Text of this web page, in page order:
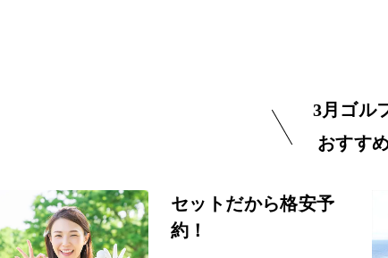
3月ゴル
おすす
セットだから格安予
約！